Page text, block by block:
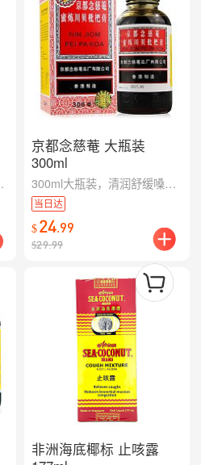
损耗和人事，以及运营产生的各项费用）
京都念慈菴 大瓶装
300ml
300ml大瓶装，清润舒缓嗓子不适，家庭常备良品
当日达
$24.99
$29.99
非洲海底椰标 止咳露